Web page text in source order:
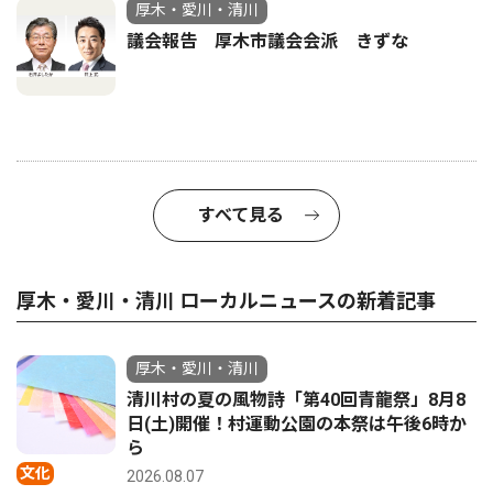
厚木・愛川・清川
議会報告 厚木市議会会派 きずな
すべて見る
厚木・愛川・清川 ローカルニュースの新着記事
文化
厚木・愛川・清川
清川村の夏の風物詩「第40回青龍祭」8月8
日(土)開催！村運動公園の本祭は午後6時か
ら
2026.08.07